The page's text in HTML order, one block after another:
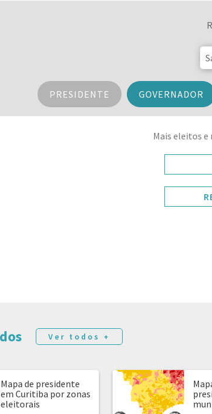
PRESIDENTE GOVERNADOR
Mais eleitos e
Ver todos +
Mapa de presidente
em Curitiba por zonas
eleitorais